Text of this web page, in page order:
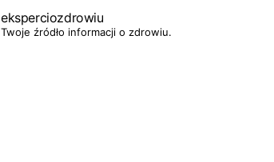
eksperciozdrowiu
Twoje źródło informacji o zdrowiu.